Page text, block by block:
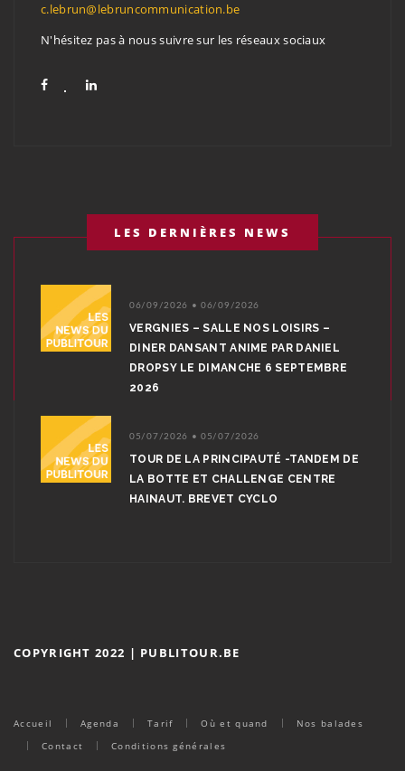
c.lebrun@lebruncommunication.be
N'hésitez pas à nous suivre sur les réseaux sociaux
LES DERNIÈRES NEWS
06/09/2026 • 06/09/2026
VERGNIES – SALLE NOS LOISIRS –
DINER DANSANT ANIME PAR DANIEL
DROPSY LE DIMANCHE 6 SEPTEMBRE
2026
05/07/2026 • 05/07/2026
TOUR DE LA PRINCIPAUTÉ -TANDEM DE
LA BOTTE ET CHALLENGE CENTRE
HAINAUT. BREVET CYCLO
COPYRIGHT 2022 | PUBLITOUR.BE
Accueil Agenda Tarif Où et quand
Nos balades
Contact
Conditions générales